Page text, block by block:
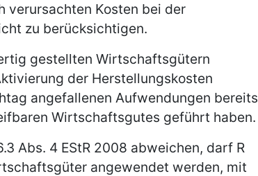
verursachten Kosten bei der
zu berücksichtigen.
gestellten Wirtschaftsgütern
der Herstellungskosten
angefallenen Aufwendungen bereits
Wirtschaftsgutes geführt haben.
Abs. 4 EStR 2008 abweichen, darf R
angewendet werden, mit